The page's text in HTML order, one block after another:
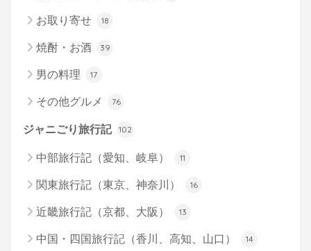
お取り寄せ 18
焼酎・お酒 39
男の料理 17
その他グルメ 76
ジャニごり旅行記 102
中部旅行記（愛知、岐阜） 11
関東旅行記（東京、神奈川） 16
近畿旅行記（京都、大阪） 13
中国・四国旅行記（香川、高知、山口） 14